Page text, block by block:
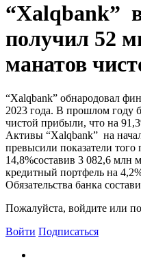
“Xalqbank”
получил 52
манатов
“Xalqbank” обнародовал
2023 года. В прошлом году
чистой прибыли, что на
Активы “Xalqbank” на
превысили показатели
14,8%составив 3 082,6 млн
кредитный портфель на
Обязательства банка
Пожалуйста, войдите или
Войти Подписаться